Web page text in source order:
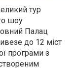
тур
шоу
Палац
до 12 міст
програми з